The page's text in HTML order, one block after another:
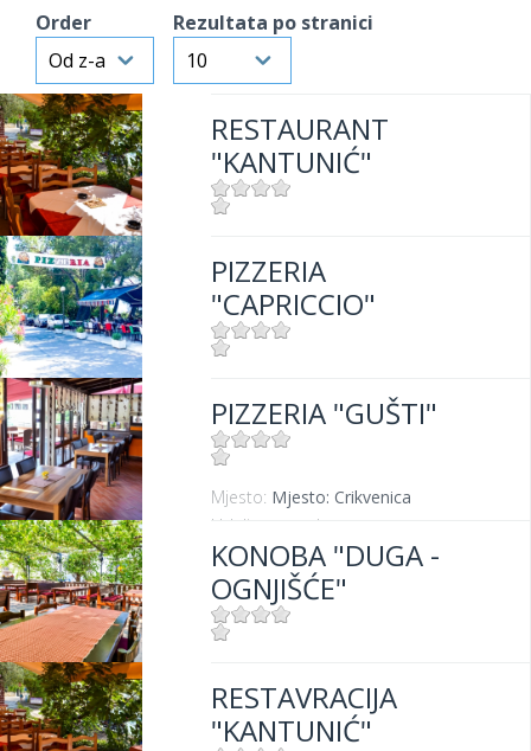
Order Rezultata po stranici
RESTAURANT
"KANTUNIĆ"
Udaljenost od mora:
PIZZERIA
"CAPRICCIO"
PIZZERIA "GUŠTI"
Mjesto: Mjesto: Crikvenica
Udaljenost od mora:
KONOBA "DUGA -
OGNJIŠĆE"
Udaljenost od mora:
300 m
RESTAVRACIJA
"KANTUNIĆ"